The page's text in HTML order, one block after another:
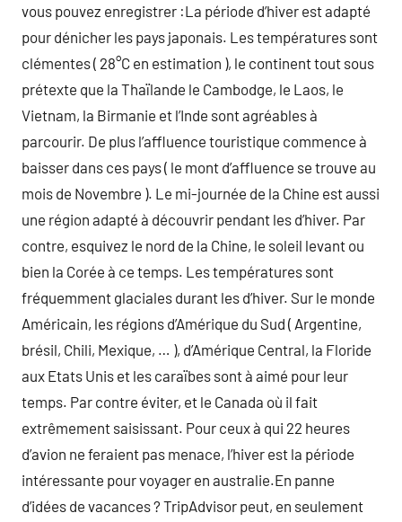
vous pouvez enregistrer :La période d’hiver est adapté
pour dénicher les pays japonais. Les températures sont
clémentes ( 28°C en estimation ), le continent tout sous
prétexte que la Thaïlande le Cambodge, le Laos, le
Vietnam, la Birmanie et l’Inde sont agréables à
parcourir. De plus l’affluence touristique commence à
baisser dans ces pays ( le mont d’affluence se trouve au
mois de Novembre ). Le mi-journée de la Chine est aussi
une région adapté à découvrir pendant les d’hiver. Par
contre, esquivez le nord de la Chine, le soleil levant ou
bien la Corée à ce temps. Les températures sont
fréquemment glaciales durant les d’hiver. Sur le monde
Américain, les régions d’Amérique du Sud ( Argentine,
brésil, Chili, Mexique, … ), d’Amérique Central, la Floride
aux Etats Unis et les caraïbes sont à aimé pour leur
temps. Par contre éviter, et le Canada où il fait
extrêmement saisissant. Pour ceux à qui 22 heures
d’avion ne feraient pas menace, l’hiver est la période
intéressante pour voyager en australie.En panne
d’idées de vacances ? TripAdvisor peut, en seulement